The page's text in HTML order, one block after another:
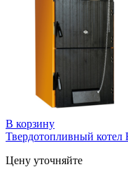
В корзину
Твердотопливный котел
Цену уточняйте